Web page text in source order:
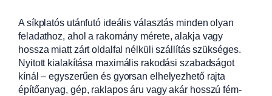
A síkplatós utánfutó ideális választás minden olyan
feladathoz, ahol a rakomány mérete, alakja vagy
hossza miatt zárt oldalfal nélküli szállítás szükséges.
Nyitott kialakítása maximális rakodási szabadságot
kínál – egyszerűen és gyorsan elhelyezhető rajta
építőanyag, gép, raklapos áru vagy akár hosszú fém-